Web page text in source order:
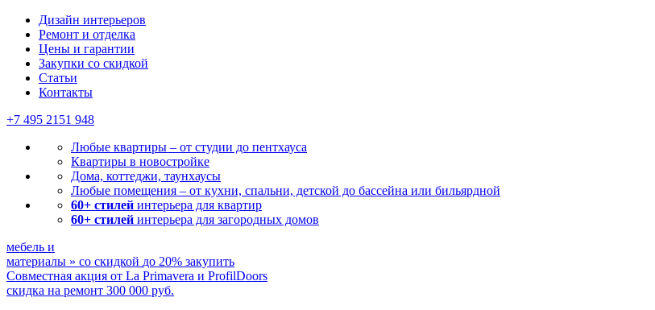
Дизайн интерьеров
Ремонт и отделка
Цены и гарантии
Закупки со скидкой
Статьи
Контакты
+7 495 2151 948
Любые квартиры – от студии до пентхауса
Квартиры в новостройке
Дома, коттеджи, таунхаусы
Любые помещения – от кухни, спальни, детской до бассейна или бильярдной
60+ стилей интерьера для квартир
60+ стилей интерьера для загородных домов
мебель и
материалы » со скидкой до 20% закупить
Совместная акция от La Primavera и ProfilDoors
скидка на ремонт 300 000 руб.